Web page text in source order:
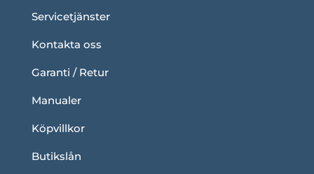
Servicetjänster
Kontakta oss
Garanti / Retur
Manualer
Köpvillkor
Butikslån